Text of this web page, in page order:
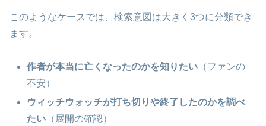
このようなケースでは、検索意図は大きく3つに分類でき
ます。
作者が本当に亡くなったのかを知りたい （ファンの
不安）
ウィッチウォッチが打ち切りや終了したのかを調べ
たい （展開の確認）